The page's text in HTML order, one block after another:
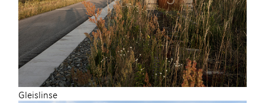
Gleislinse